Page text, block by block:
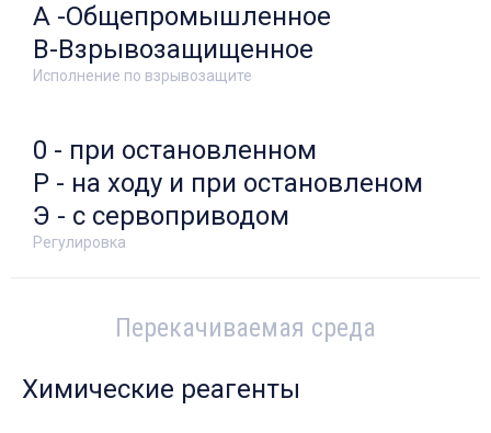
Исполнение по взрывозащите
А -Общепромышленное
В-Взрывозащищенное
Регулировка
0 - при остановленном
Р - на ходу и при остановленом
Э - с сервоприводом
Перекачиваемая среда
Химические реагенты